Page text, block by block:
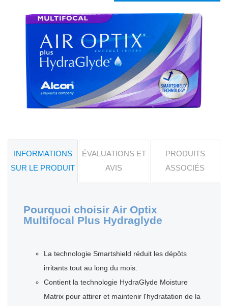
INFORMATIONS
SUR LE PRODUIT
ÉVALUATIONS ET
AVIS
PRODUITS
ASSOCIÉS
Pourquoi choisir Air Optix
Multifocal Plus Hydraglyde
La technologie Smartshield réduit les dépôts
irritants tout au long du mois.
Contient la technologie HydraGlyde Moisture
Matrix pour attirer et maintenir l'hydratation de la